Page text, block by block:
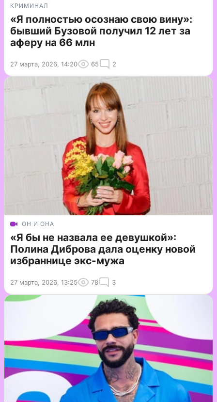
КРИМИНАЛ
«Я полностью осознаю свою вину»:
бывший Бузовой получил 12 лет за
аферу на 66 млн
27 марта, 2026, 14:20 65 2
ОН И ОНА
«Я бы не назвала ее девушкой»:
Полина Диброва дала оценку новой
избраннице экс-мужа
27 марта, 2026, 13:25 78 3